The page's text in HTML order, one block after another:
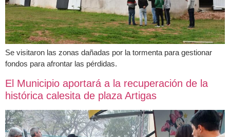
Se visitaron las zonas dañadas por la tormenta para gestionar
fondos para afrontar las pérdidas.
El Municipio aportará a la recuperación de la
histórica calesita de plaza Artigas